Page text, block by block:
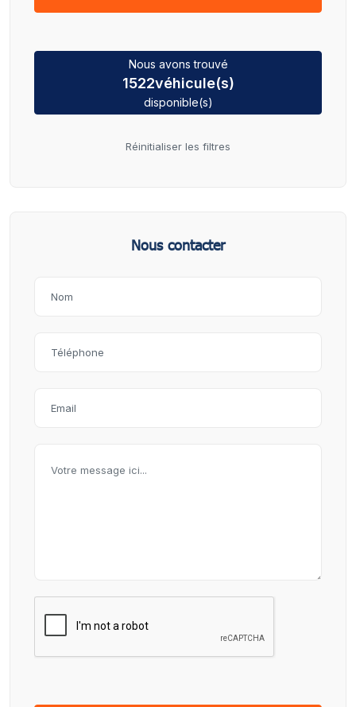
Nous avons trouvé
1522véhicule(s)
disponible(s)
Réinitialiser les filtres
Nous contacter